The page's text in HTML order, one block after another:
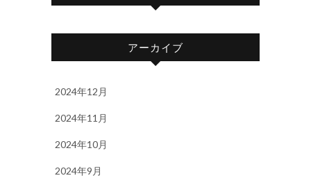
アーカイブ
2024年12月
2024年11月
2024年10月
2024年9月